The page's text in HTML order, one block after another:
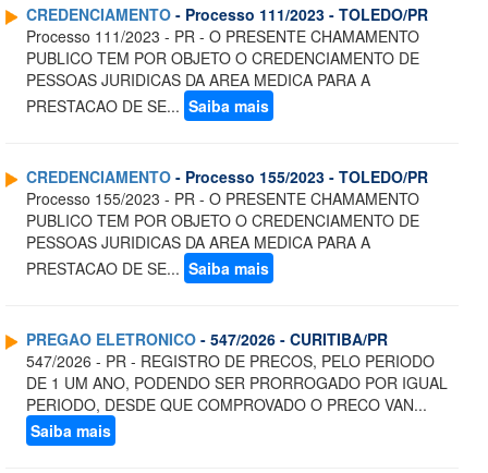
CREDENCIAMENTO - Processo 111/2023 - TOLEDO/PR
Processo 111/2023 - PR - O PRESENTE CHAMAMENTO
PUBLICO TEM POR OBJETO O CREDENCIAMENTO DE
PESSOAS JURIDICAS DA AREA MEDICA PARA A
PRESTACAO DE SE... Saiba mais
CREDENCIAMENTO - Processo 155/2023 - TOLEDO/PR
Processo 155/2023 - PR - O PRESENTE CHAMAMENTO
PUBLICO TEM POR OBJETO O CREDENCIAMENTO DE
PESSOAS JURIDICAS DA AREA MEDICA PARA A
PRESTACAO DE SE... Saiba mais
PREGAO ELETRONICO - 547/2026 - CURITIBA/PR
547/2026 - PR - REGISTRO DE PRECOS, PELO PERIODO
DE 1 UM ANO, PODENDO SER PRORROGADO POR IGUAL
PERIODO, DESDE QUE COMPROVADO O PRECO VAN...
Saiba mais